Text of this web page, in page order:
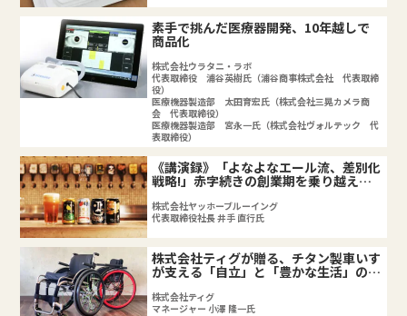
素手で挑んだ医療器開発、10年越しで
商品化
株式会社ウラタニ・ラボ
代表取締役 浦谷英樹氏（浦谷商事株式会社 代表取締
役）
医療機器製造部 太田育宏氏（株式会社三晃カメラ商
会 代表取締役）
医療機器製造部 宮永一氏（株式会社ヴォルテック 代
表取締役）
《講演録》「よなよなエール流、差別化
戦略!」赤字続きの創業期を乗り越え、
熱狂的ファンを増やし続ける理由とは!?
株式会社ヤッホーブルーイング
代表取締役社長 井手 直行氏
株式会社ティグが贈る、チタン製車いす
が支える「自立」と「豊かな生活」の新
たな定義
株式会社ティグ
マネージャー 小澤 隆一氏